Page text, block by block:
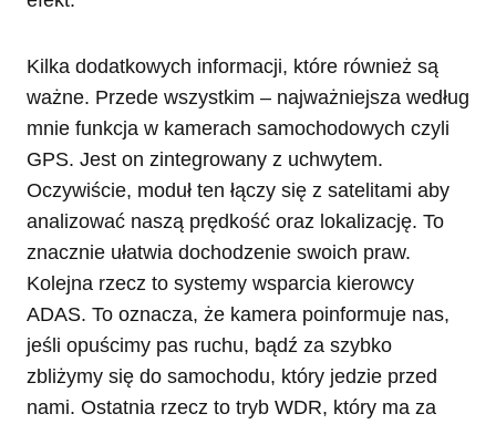
Kilka dodatkowych informacji, które również są
ważne. Przede wszystkim – najważniejsza według
mnie funkcja w kamerach samochodowych czyli
GPS. Jest on zintegrowany z uchwytem.
Oczywiście, moduł ten łączy się z satelitami aby
analizować naszą prędkość oraz lokalizację. To
znacznie ułatwia dochodzenie swoich praw.
Kolejna rzecz to systemy wsparcia kierowcy
ADAS. To oznacza, że kamera poinformuje nas,
jeśli opuścimy pas ruchu, bądź za szybko
zbliżymy się do samochodu, który jedzie przed
nami. Ostatnia rzecz to tryb WDR, który ma za